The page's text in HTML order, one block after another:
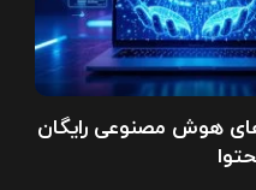
هوش مصنوعی رایگان